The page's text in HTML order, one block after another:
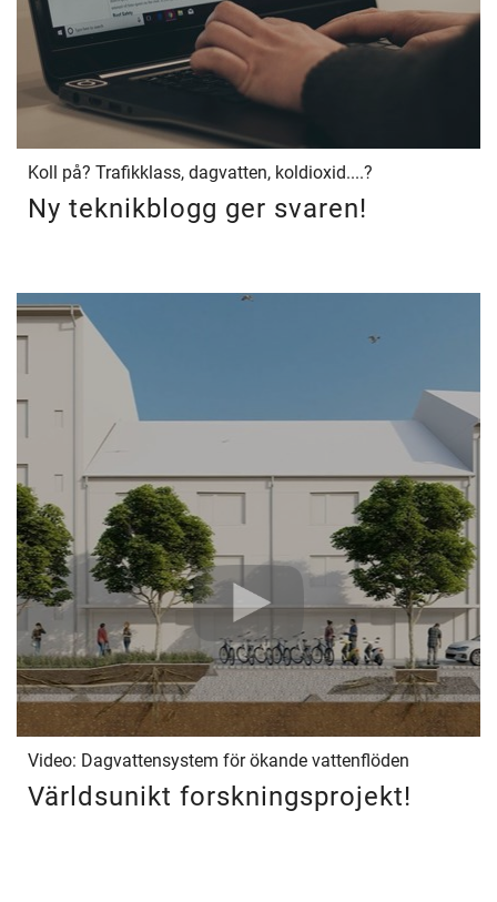
Koll på? Trafikklass, dagvatten, koldioxid....?
Ny teknikblogg ger svaren!
Video: Dagvattensystem för ökande vattenflöden
Världsunikt forskningsprojekt!